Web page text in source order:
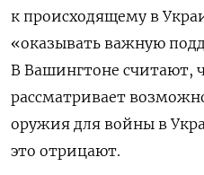
к происходящему в
«оказывать важную
В Вашингтоне считают,
рассматривает
оружия для войны в
это отрицают.